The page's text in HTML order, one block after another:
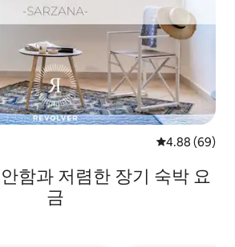
평점 4.88점(5
4.88 (69)
함과 저렴한 장기 숙박 요
금